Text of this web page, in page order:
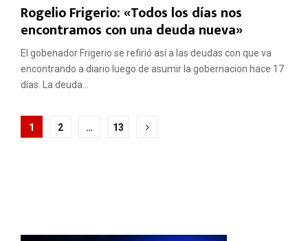
Rogelio Frigerio: «Todos los días nos
encontramos con una deuda nueva»
El gobenador Frigerio se refirió así a las deudas con que va
encontrando a diario luego de asumir la gobernacion hace 17
días. La deuda...
Paginación
1 2 … 13